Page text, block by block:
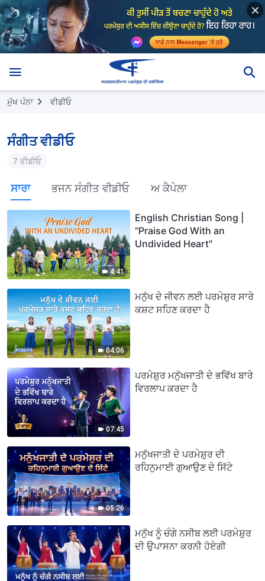
ਮੁੱਖ ਪੰਨਾ ਵੀਡੀਓ
ਸੰਗੀਤ ਵੀਡੀਓ
7 ਵੀਡੀਓ
ਸਾਰਾ ਭਜਨ ਸੰਗੀਤ ਵੀਡੀਓ ਅ ਕੈਪੇਲਾ
4:41
English Christian Song |
"Praise God With an
Undivided Heart"
04:06
ਮਨੁੱਖ ਦੇ ਜੀਵਨ ਲਈ ਪਰਮੇਸ਼ੁਰ ਸਾਰੇ
ਕਸ਼ਟ ਸਹਿਣ ਕਰਦਾ ਹੈ
07:45
ਪਰਮੇਸ਼ੁਰ ਮਨੁੱਖਜਾਤੀ ਦੇ ਭਵਿੱਖ ਬਾਰੇ
ਵਿਰਲਾਪ ਕਰਦਾ ਹੈ
05:26
ਮਨੁੱਖਜਾਤੀ ਦੇ ਪਰਮੇਸ਼ੁਰ ਦੀ
ਰਹਿਨੁਮਾਈ ਗੁਆਉਣ ਦੇ ਸਿੱਟੇ
ਮਨੁੱਖ ਨੂੰ ਚੰਗੇ ਨਸੀਬ ਲਈ ਪਰਮੇਸ਼ੁਰ
ਦੀ ਉਪਾਸਨਾ ਕਰਨੀ ਹੋਏਗੀ